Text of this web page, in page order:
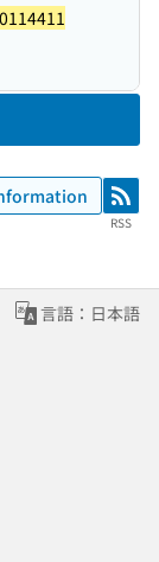
RSS
RSS
言語：日本語